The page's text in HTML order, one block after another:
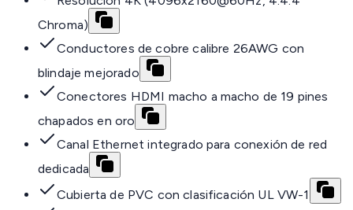
Chroma)
Conductores de cobre calibre 26AWG con
blindaje mejorado
Conectores HDMI macho a macho de 19 pines
chapados en oro
Canal Ethernet integrado para conexión de red
dedicada
Cubierta de PVC con clasificación UL VW-1